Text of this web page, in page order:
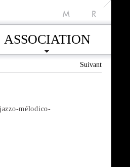
M R
ASSOCIATION
Suivant
mélodico-